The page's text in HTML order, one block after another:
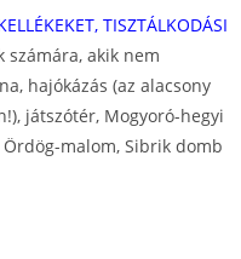
TISZTÁLKODÁSI
számára, akik nem
hajókázás (az alacsony
játszótér, Mogyoró-hegyi
malom, Sibrik domb